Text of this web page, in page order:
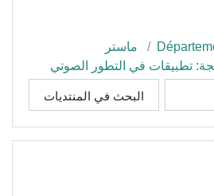
ماستر
البحث في المنتديات